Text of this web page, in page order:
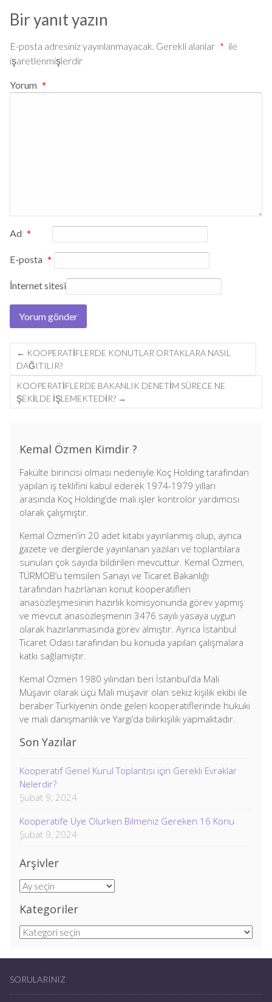
Bir yanıt yazın
E-posta adresiniz yayınlanmayacak. Gerekli alanlar * ile
işaretlenmişlerdir
Yorum *
Ad *
E-posta *
İnternet sitesi
Post
navigation
← KOOPERATIFLERDE KONUTLAR ORTAKLARA NASIL
DAĞITILIR?
KOOPERATIFLERDE BAKANLIK DENETIM SÜRECE NE
ŞEKILDE IŞLEMEKTEDIR? →
Kemal Özmen Kimdir ?
Fakülte birincisi olması nedeniyle Koç Holding tarafından
yapılan iş teklifini kabul ederek 1974-1979 yılları
arasında Koç Holding’de mali işler kontrolör yardımcısı
olarak çalışmıştır.
Kemal Özmen’in 20 adet kitabı yayınlanmış olup, ayrıca
gazete ve dergilerde yayınlanan yazıları ve toplantılara
sunulan çok sayıda bildirileri mevcuttur. Kemal Özmen,
TÜRMOB’u temsilen Sanayi ve Ticaret Bakanlığı
tarafından hazırlanan konut kooperatifleri
anasözleşmesinin hazırlık komisyonunda görev yapmış
ve mevcut anasözleşmenin 3476 sayılı yasaya uygun
olarak hazırlanmasında görev almıştır. Ayrıca İstanbul
Ticaret Odası tarafından bu konuda yapılan çalışmalara
katkı sağlamıştır.
Kemal Özmen 1980 yılından beri İstanbul’da Mali
Müşavir olarak üçü Mali müşavir olan sekiz kişilik ekibi ile
beraber Türkiyenin önde gelen kooperatiflerinde hukuki
ve mali danışmanlık ve Yargı’da bilirkişilik yapmaktadır.
Son Yazılar
Kooperatif Genel Kurul Toplantısı için Gerekli Evraklar
Nelerdir?
Şubat 9, 2024
Kooperatife Üye Olurken Bilmeniz Gereken 16 Konu
Şubat 9, 2024
Arşivler
Arşivler
Kategoriler
Kategoriler
SORULARINIZ